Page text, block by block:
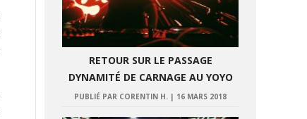
RETOUR SUR LE PASSAGE
DYNAMITÉ DE CARNAGE AU YOYO
PUBLIÉ PAR CORENTIN H. | 16 MARS 2018